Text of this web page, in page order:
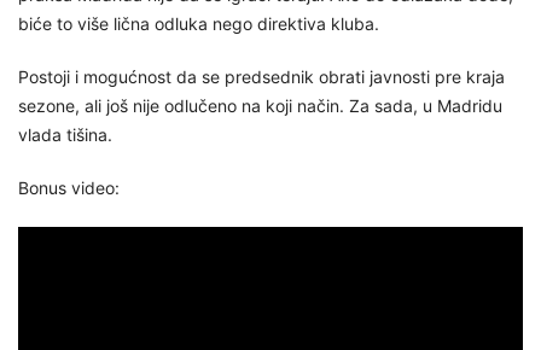
biće to više lična odluka nego direktiva kluba.
Postoji i mogućnost da se predsednik obrati javnosti pre kraja
sezone, ali još nije odlučeno na koji način. Za sada, u Madridu
vlada tišina.
Bonus video: